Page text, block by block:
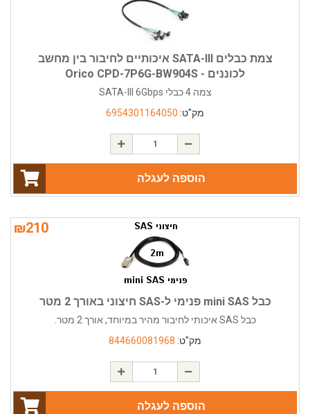
צמת כבלים SATA-III איכותיים לחיבור בין מחשב
לכוננים - Orico CPD-7P6G-BW904S
צמה 4 כבלי SATA-III 6Gbps
מק"ט: 6954301164050
הוספה לעגלה
₪210
כבל mini SAS פנימי ל-SAS חיצוני באורך 2 מטר
כבל SAS איכותי לחיבור מהיר במיוחד, אורך 2 מטר.
מק"ט: 844660081968
הוספה לעגלה